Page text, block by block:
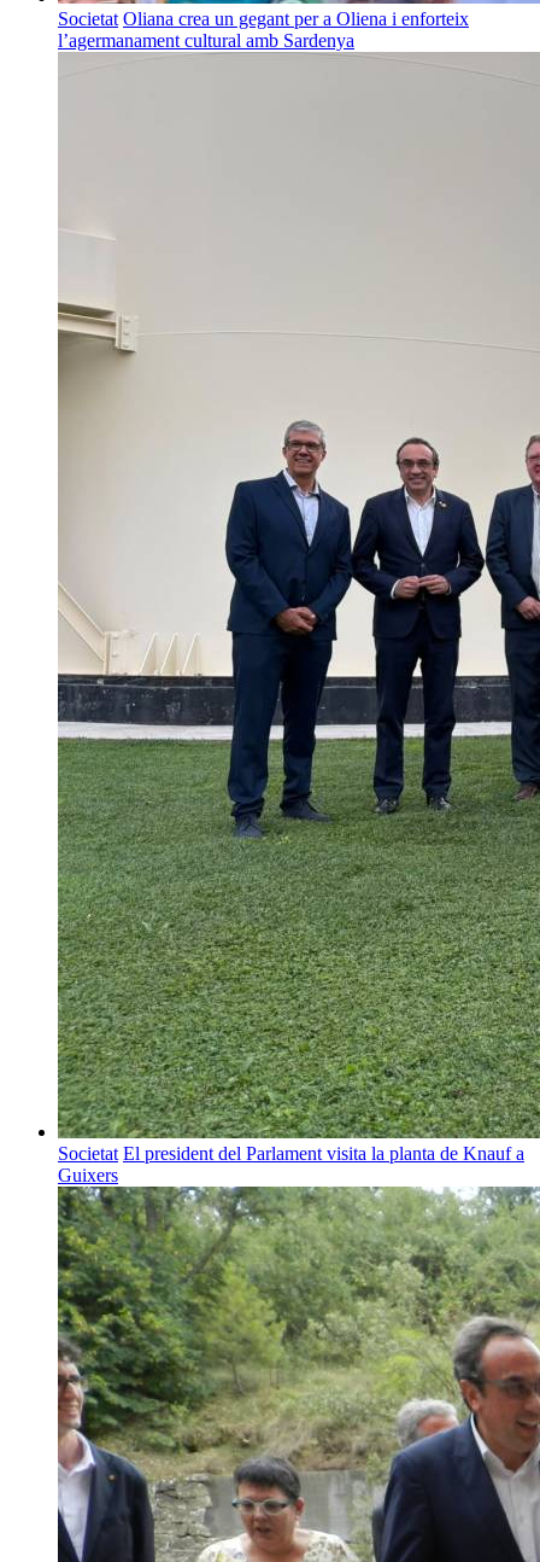
Societat Oliana crea un gegant per a Oliena i enforteix
l’agermanament cultural amb Sardenya
Societat El president del Parlament visita la planta de Knauf a
Guixers